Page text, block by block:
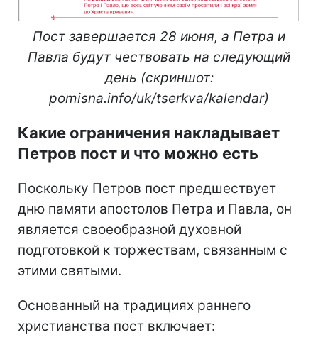
Пост завершается 28 июня, а Петра и
Павла будут чествовать на следующий
день (скриншот:
pomisna.info/uk/tserkva/kalendar)
Какие ограничения накладывает
Петров пост и что можно есть
Поскольку Петров пост предшествует
дню памяти апостолов Петра и Павла, он
является своеобразной духовной
подготовкой к торжествам, связанным с
этими святыми.
Основанный на традициях раннего
христианства пост включает: